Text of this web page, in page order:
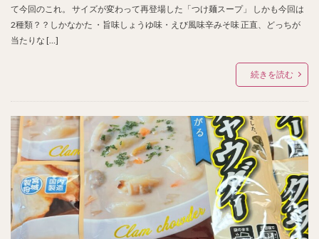
て今回のこれ。 サイズが変わって再登場した「つけ麺スープ」 しかも今回は
2種類？？しかなかた ・旨味しょうゆ味・えび風味辛みそ味 正直、どっちが
当たりな […]
続きを読む